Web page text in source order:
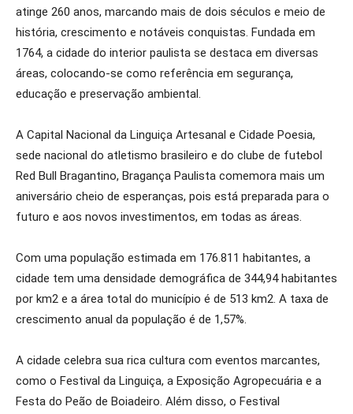
atinge 260 anos, marcando mais de dois séculos e meio de
história, crescimento e notáveis conquistas. Fundada em
1764, a cidade do interior paulista se destaca em diversas
áreas, colocando-se como referência em segurança,
educação e preservação ambiental.
A Capital Nacional da Linguiça Artesanal e Cidade Poesia,
sede nacional do atletismo brasileiro e do clube de futebol
Red Bull Bragantino, Bragança Paulista comemora mais um
aniversário cheio de esperanças, pois está preparada para o
futuro e aos novos investimentos, em todas as áreas.
Com uma população estimada em 176.811 habitantes, a
cidade tem uma densidade demográfica de 344,94 habitantes
por km2 e a área total do município é de 513 km2. A taxa de
crescimento anual da população é de 1,57%.
A cidade celebra sua rica cultura com eventos marcantes,
como o Festival da Linguiça, a Exposição Agropecuária e a
Festa do Peão de Boiadeiro. Além disso, o Festival